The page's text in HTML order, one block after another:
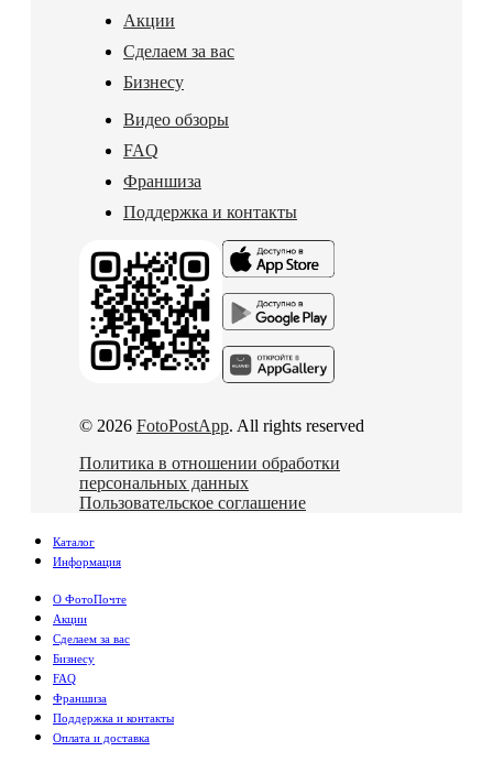
Акции
Сделаем за вас
Бизнесу
Видео обзоры
FAQ
Франшиза
Поддержка и контакты
© 2026 FotoPostApp. All rights reserved
Политика в отношении обработки
персональных данных
Пользовательское соглашение
Каталог
Информация
О ФотоПочте
Акции
Сделаем за вас
Бизнесу
FAQ
Франшиза
Поддержка и контакты
Оплата и доставка